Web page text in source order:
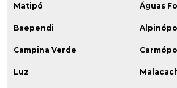
Matipó Águas
Baependi
Campina Verde
Luz